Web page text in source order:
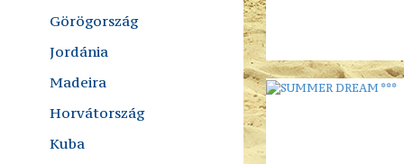
Görögország
Jordánia
Madeira
Horvátország
Kuba